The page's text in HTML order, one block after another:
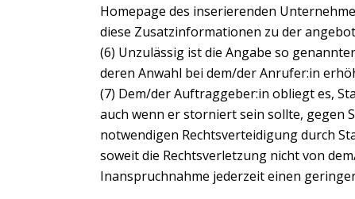
Homepage des inserierenden
diese Zusatzinformationen zu der
(6) Unzulässig ist die Angabe so
deren Anwahl bei dem/der Anrufer:in
(7) Dem/der Auftraggeber:in obliegt es,
auch wenn er storniert sein sollte, gegen
notwendigen Rechtsverteidigung durch
soweit die Rechtsverletzung nicht von
Inanspruchnahme jederzeit einen